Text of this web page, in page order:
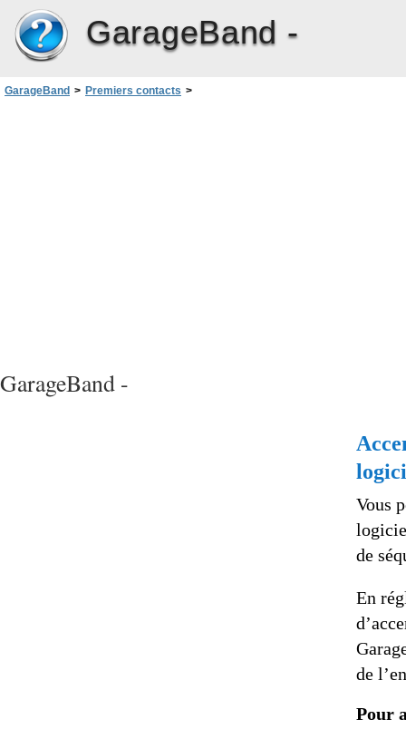
GarageBand -
GarageBand > Premiers contacts >
GarageBand -
Vous
de
En
de
Pour